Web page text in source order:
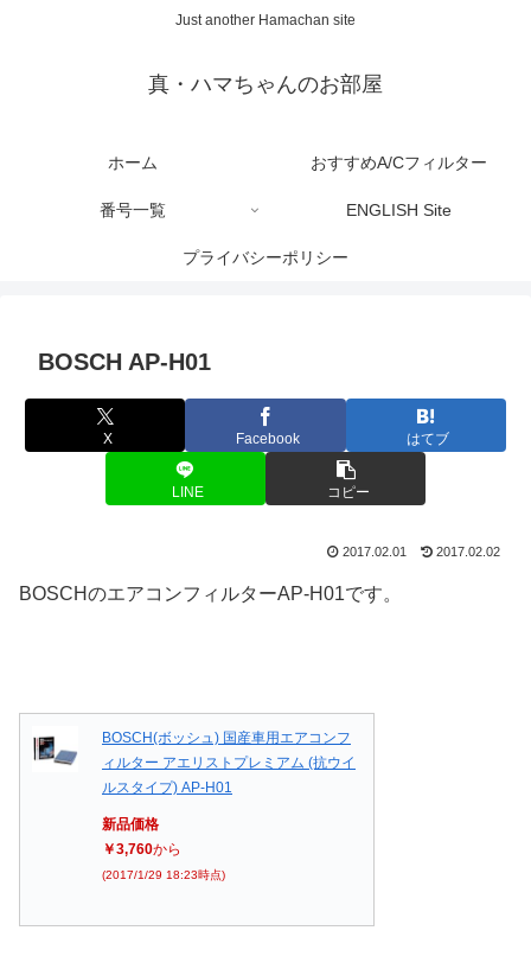
Just another Hamachan site
真・ハマちゃんのお部屋
ホーム おすすめA/Cフィルター
番号一覧 ENGLISH Site
プライバシーポリシー
BOSCH AP-H01
X Facebook はてブ
LINE コピー
2017.02.01 2017.02.02
BOSCHのエアコンフィルターAP-H01です。
BOSCH(ボッシュ) 国産車用エアコンフ
ィルター アエリストプレミアム (抗ウイ
ルスタイプ) AP-H01
新品価格
￥3,760から
(2017/1/29 18:23時点)